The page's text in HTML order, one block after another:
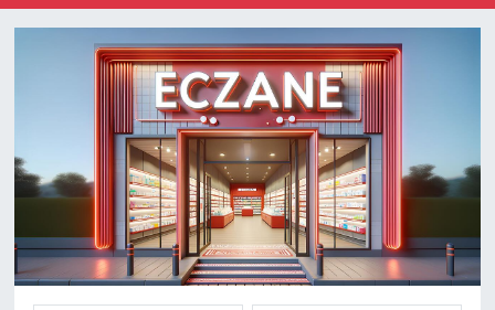
Son Dakika Haberleri
Haber Arşivi